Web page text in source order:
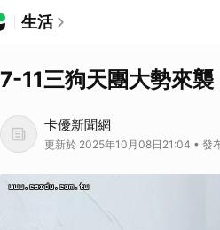
生活
7-11三狗天團大勢來
卡優新聞網
更新於 2025年10月08日21:04 • 發